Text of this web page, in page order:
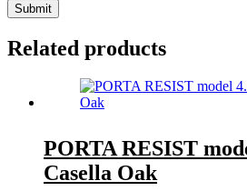
Submit
Related products
PORTA RESIST
Casella Oak